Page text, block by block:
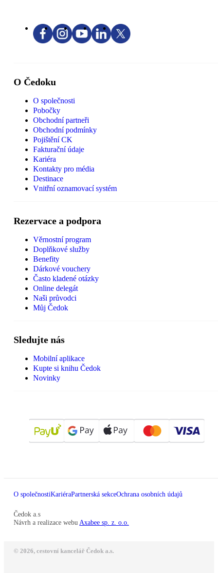
O Čedoku
O společnosti
Pobočky
Obchodní partneři
Obchodní podmínky
Pojištění CK
Fakturační údaje
Kariéra
Kontakty pro média
Destinace
Vnitřní oznamovací systém
Rezervace a podpora
Věrnostní program
Doplňkové služby
Benefity
Dárkové vouchery
Často kladené otázky
Online delegát
Naši průvodci
Můj Čedok
Sledujte nás
Mobilní aplikace
Kupte si knihu Čedok
Novinky
O společnostiKariéraPartnerská sekceOchrana osobních údajů
Čedok a.s
Návrh a realizace webu Axabee sp. z. o.o.
© 2026, cestovní kancelář Čedok a.s.